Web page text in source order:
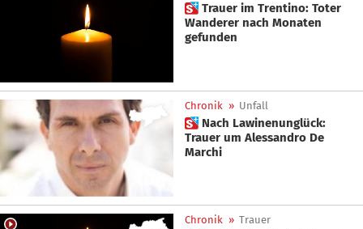
 Trauer im Trentino: Toter
Wanderer nach Monaten
gefunden
Chronik » Unfall
 Nach Lawinenunglück:
Trauer um Alessandro De
Marchi
Chronik » Trauer